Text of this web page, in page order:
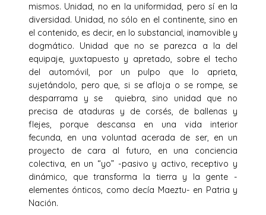
mismos. Unidad, no en la uniformidad, pero sí en la
diversidad. Unidad, no sólo en el continente, sino en
el contenido, es decir, en lo substancial, inamovible y
dogmático. Unidad que no se parezca a la del
equipaje, yuxtapuesto y apretado, sobre el techo
del automóvil, por un pulpo que lo aprieta,
sujetándolo, pero que, si se afloja o se rompe, se
desparrama y se quiebra, sino unidad que no
precisa de ataduras y de corsés, de ballenas y
flejes, porque descansa en una vida interior
fecunda, en una voluntad acerada de ser, en un
proyecto de cara al futuro, en una conciencia
colectiva, en un “yo” -pasivo y activo, receptivo y
dinámico, que transforma la tierra y la gente -
elementes ónticos, como decía Maeztu- en Patria y
Nación.